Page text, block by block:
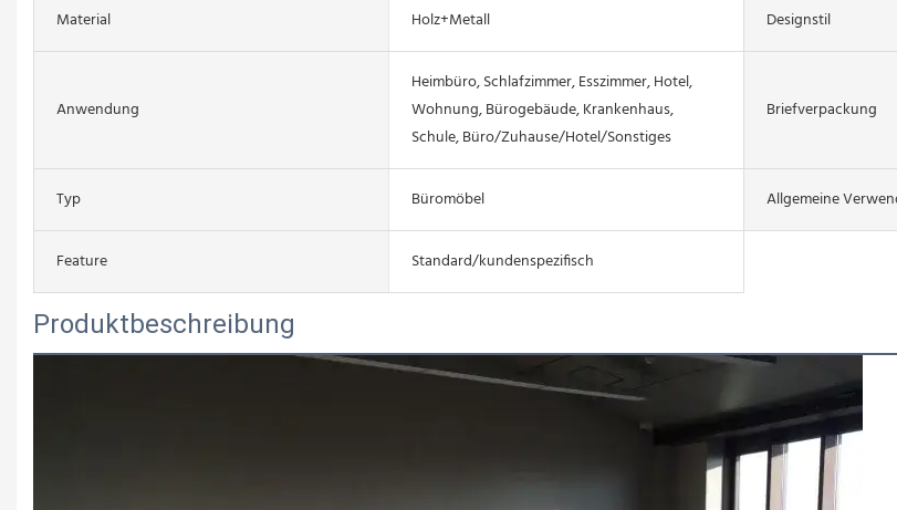
Material Holz+Metall Designstil
Anwendung
Heimbüro, Schlafzimmer, Esszimmer, Hotel,
Wohnung, Bürogebäude, Krankenhaus,
Schule, Büro/Zuhause/Hotel/Sonstiges
Briefverpackung
Typ Büromöbel Allgemeine
Feature Standard/kundenspezifisch
Produktbeschreibung